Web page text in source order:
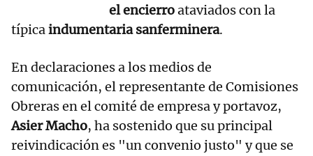
el encierroataviados con la
típicaindumentaria sanferminera.
En declaraciones a los medios de
comunicación, el representante de Comisiones
Obreras en el comité de empresa y portavoz,
Asier Macho, ha sostenido que su principal
reivindicación es "un convenio justo" y que se